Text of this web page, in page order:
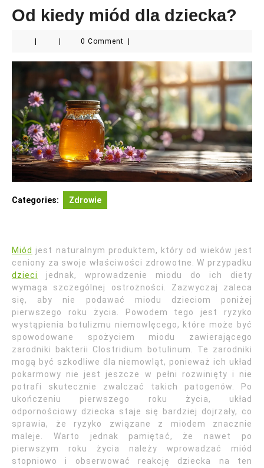
Od kiedy miód dla dziecka?
0 Comment
Categories: Zdrowie
Miód jest naturalnym produktem, który od wieków jest
ceniony za swoje właściwości zdrowotne. W przypadku
dzieci
jednak, wprowadzenie miodu do ich diety
wymaga szczególnej ostrożności. Zazwyczaj zaleca
się, aby nie podawać miodu dzieciom poniżej
pierwszego roku życia. Powodem tego jest ryzyko
wystąpienia botulizmu niemowlęcego, które może być
spowodowane spożyciem miodu zawierającego
zarodniki bakterii Clostridium botulinum. Te zarodniki
mogą być szkodliwe dla niemowląt, ponieważ ich układ
pokarmowy nie jest jeszcze w pełni rozwinięty i nie
potrafi skutecznie zwalczać takich patogenów. Po
ukończeniu pierwszego roku życia, układ
odpornościowy dziecka staje się bardziej dojrzały, co
sprawia, że ryzyko związane z miodem znacznie
maleje. Warto jednak pamiętać, że nawet po
pierwszym roku życia należy wprowadzać miód
stopniowo i obserwować reakcję dziecka na ten